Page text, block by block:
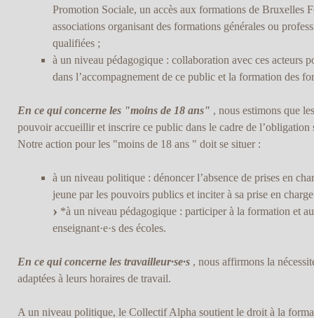
Promotion Sociale, un accès aux formations de Bruxelles
associations organisant des formations générales ou
qualifiées ;
à un niveau pédagogique : collaboration avec ces acteurs
dans l’accompagnement de ce public et la formation des
En ce qui concerne les "moins de 18 ans" , nous estimons que
pouvoir accueillir et inscrire ce public dans le cadre de l’obligation
Notre action pour les "moins de 18 ans " doit se situer :
à un niveau politique : dénoncer l’absence de prises en
jeune par les pouvoirs publics et inciter à sa prise en
*à un niveau pédagogique : participer à la formation et
enseignant·e·s des écoles.
En ce qui concerne les travailleur·se·s , nous affirmons la
adaptées à leurs horaires de travail.
A un niveau politique, le Collectif Alpha soutient le droit à la